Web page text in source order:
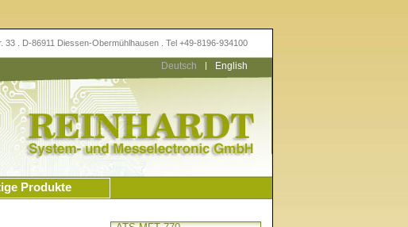
33 . D-86911 Diessen-Obermühlhausen . Tel +49-8196-934100
Deutsch | English
Produkte